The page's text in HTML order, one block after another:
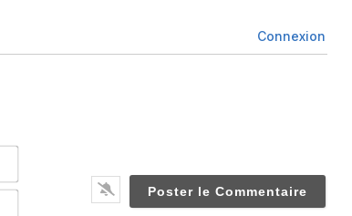
Connexion
Nom*
Email*